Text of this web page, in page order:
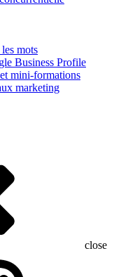
mots
Business Profile
mini-formations
marketing
close